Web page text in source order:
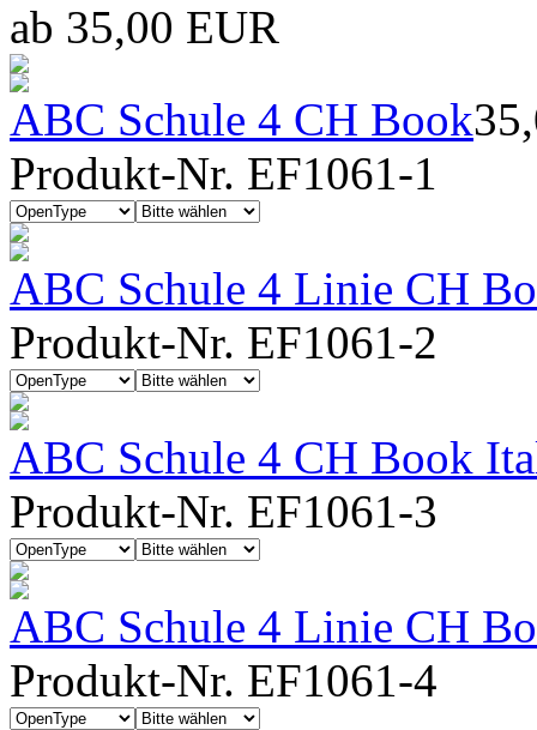
ab 35,00 EUR
ABC Schule 4 CH Book
Produkt-Nr. EF1061-1
ABC Schule 4 Linie CH
Produkt-Nr. EF1061-2
ABC Schule 4 CH Book
Produkt-Nr. EF1061-3
ABC Schule 4 Linie CH
Produkt-Nr. EF1061-4